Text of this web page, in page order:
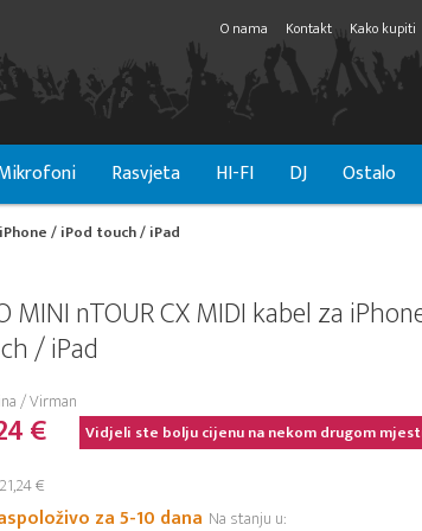
O nama Kontakt Kako kupiti
Rasvjeta HI-FI DJ Ostalo
/ iPod touch / iPad
MINI nTOUR CX MIDI kabel za
/ iPad
/ Virman
€ Vidjeli ste bolju cijenu na nekom drugom
€
za 5-10 dana Na stanju u: